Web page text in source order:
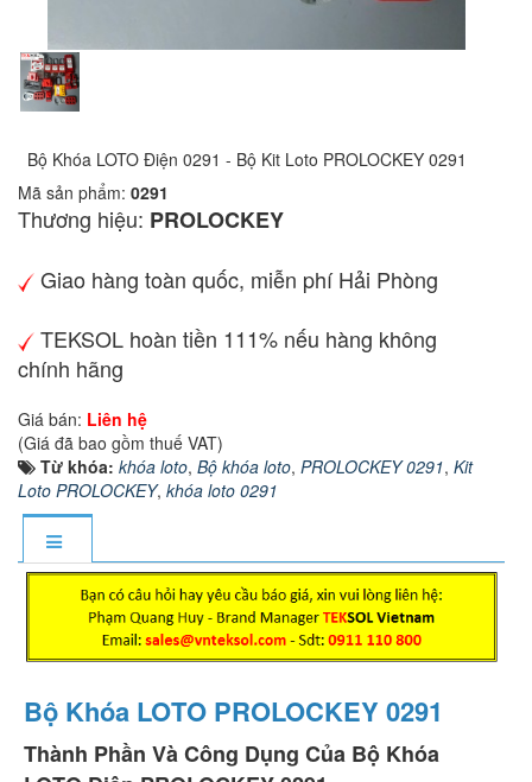
Bộ Khóa LOTO Điện 0291 - Bộ Kit Loto PROLOCKEY 0291
Mã sản phẩm: 0291
Thương hiệu: PROLOCKEY
Giao hàng toàn quốc, miễn phí Hải Phòng
TEKSOL hoàn tiền 111% nếu hàng không
chính hãng
Giá bán: Liên hệ
(Giá đã bao gồm thuế VAT)
Từ khóa: khóa loto, Bộ khóa loto, PROLOCKEY 0291, Kit
Loto PROLOCKEY, khóa loto 0291
Bộ Khóa LOTO PROLOCKEY 0291
Thành Phần Và Công Dụng Của Bộ Khóa